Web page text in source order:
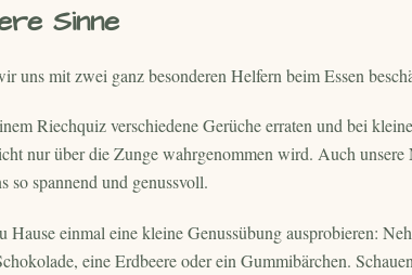
Sinne
uns mit zwei ganz besonderen Helfern beim Essen
Riechquiz verschiedene Gerüche erraten und bei
nur über die Zunge wahrgenommen wird. Auch
so spannend und genussvoll.
einmal eine kleine Genussübung ausprobieren:
eine Erdbeere oder ein Gummibärchen.